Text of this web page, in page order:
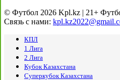
© Футбол 2026 Kpl.kz | 21+
Связь с нами:
КПЛ
1 Лига
2 Лига
Кубок Казахстана
Суперкубок Казахстана